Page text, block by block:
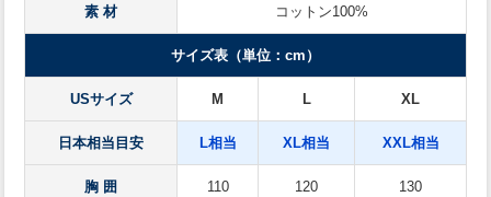
素 材 コットン100%
サイズ表（単位：cm）
USサイズ M L XL
日本相当目安 L相当 XL相当 XXL相当
胸 囲 110 120 130